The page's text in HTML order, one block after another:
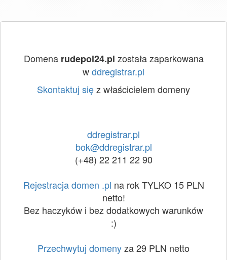
Domena rudepol24.pl została zaparkowana
wddregistrar.pl
Skontaktuj sięz właścicielem domeny
ddregistrar.pl
bok@ddregistrar.pl
(+48) 22 211 22 90
Rejestracja domen .pl na rok TYLKO 15 PLN
netto!
Bez haczyków i bez dodatkowych warunków
:)
Przechwytuj domenyza 29 PLN netto